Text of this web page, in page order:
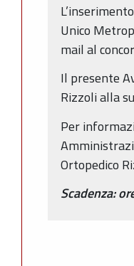
Unico
mail al
Il presente
Rizzoli alla
Per
Ortopedico
Scadenza: